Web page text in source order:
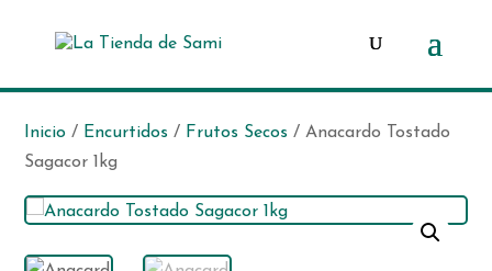
Inicio / Encurtidos / Frutos Secos / Anacardo Tostado
Sagacor 1kg